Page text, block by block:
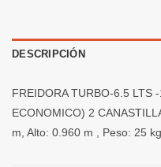
DESCRIPCIÓN
FREIDORA TURBO-6.5 LTS
ECONOMICO) 2
m, Alto: 0.960 m , Peso: 25